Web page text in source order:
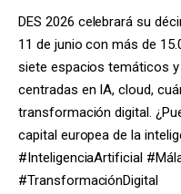
DES 2026 celebrará su
11 de junio con más de
siete espacios temáticos
centradas en IA, cloud,
transformación digital.
capital europea de la
#InteligenciaArtificial
#TransformaciónDigital